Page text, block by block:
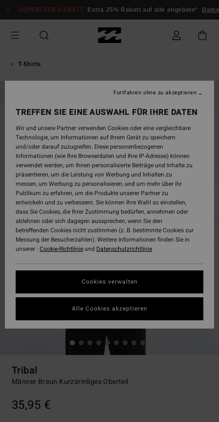
zur
springen
DOPPELTER RABATT Extra 25% Rabatt auf alle angebote* Damen
T-Shirts
Tribal
Männer Braun Kurzärmliges Oberteil
35,95 €
TREFFEN SIE EINE AUSWAHL FÜR IHRE DATEN
Wir und unsere Partner verwenden Cookies oder eine vergleichbare
Technologie, um Informationen auf Ihrem Gerät zu speichern
und/oder darauf zuzugreifen. Diese personenbezogenen
Informationen (wie Ihre Browserdaten und Ihre IP-Adresse) können
verwendet werden, um Ihnen personalisierte Beiträge und Inhalte zu
präsentieren, um die Leistung von Werbung und Inhalten zu
messen, um Werbung zu personalisieren, und um mehr über ihr
Publikum zu erfahren, um die Produkte unserer Partner zu
entwickeln und zu verbessern. Sie können Ihre Wahl so einstellen,
dass Sie Cookies, die Ihrer Zustimmung bedürfen, annehmen oder
ablehnen oder sich dagegen aussprechen, wenn Sie den
betreffenden Cookies nicht zustimmen (z. B. bestimmte Cookies zur
Messung der Besucherzahlen). Weitere Informationen finden Sie in
unserer : Cookie-Richtlinieund Datenschutzrichtlinie
Cookies verwalten
Fortfahren ohne zu akzeptieren
Alle Cookies akzeptieren